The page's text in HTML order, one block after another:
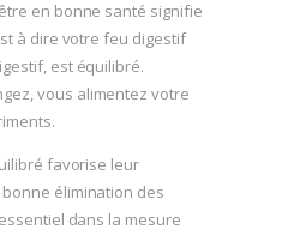
en bonne santé signifie
à dire votre feu digestif
est équilibré.
vous alimentez votre
favorise leur
élimination des
dans la mesure